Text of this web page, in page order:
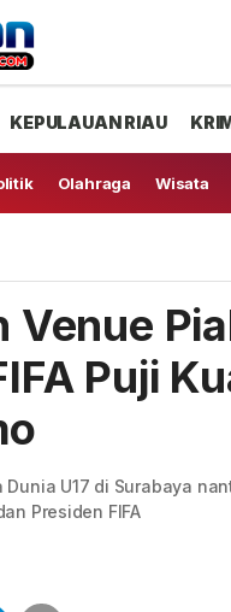
KEPULAUAN RIAU
Olahraga Wisata
Venue
Puji
Dunia U17 di Surabaya
Presiden FIFA